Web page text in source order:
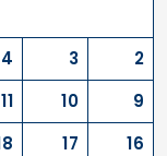
2
3
4
9
10
11
16
17